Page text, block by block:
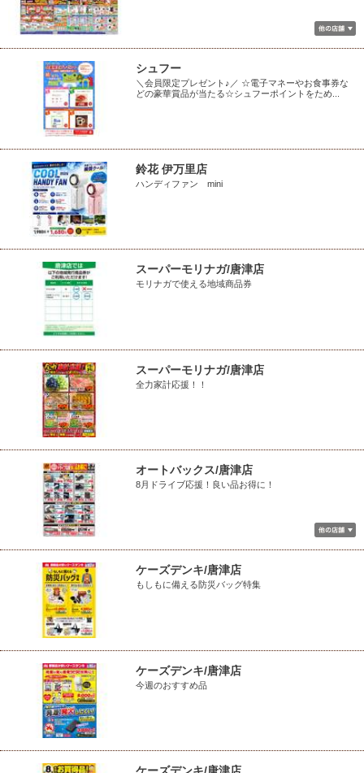
シュフー
＼会員限定プレゼント♪／ ☆電子マネーやお食事券な
どの豪華賞品が当たる☆シュフーポイントをため...
鈴花 伊万里店
ハンディファン mini
スーパーモリナガ/唐津店
モリナガで使える地域商品券
スーパーモリナガ/唐津店
全力家計応援！！
オートバックス/唐津店
8月ドライブ応援！良い品お得に！
ケーズデンキ/唐津店
もしもに備える防災バッグ特集
ケーズデンキ/唐津店
今週のおすすめ品